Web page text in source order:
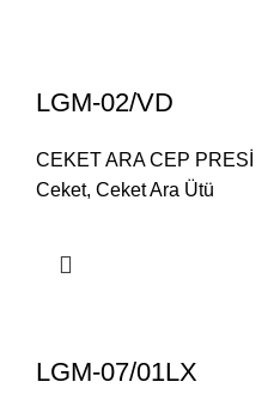
LGM-02/VD
CEKET ARA CEP PRESİ
Ceket, Ceket Ara Ütü
LGM-07/01LX